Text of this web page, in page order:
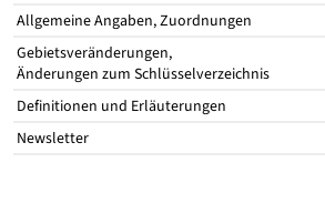
Allgemeine Angaben, Zuordnungen
Gebietsveränderungen,
Änderungen zum Schlüsselverzeichnis
Definitionen und Erläuterungen
Newsletter